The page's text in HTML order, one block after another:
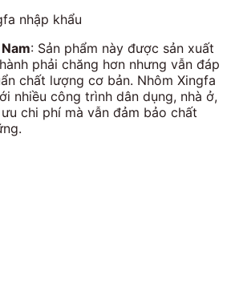
nhập khẩu
: Sản phẩm này được sản xuất
phải chăng hơn nhưng vẫn đáp
chất lượng cơ bản. Nhôm Xingfa
nhiều công trình dân dụng, nhà ở,
chi phí mà vẫn đảm bảo chất